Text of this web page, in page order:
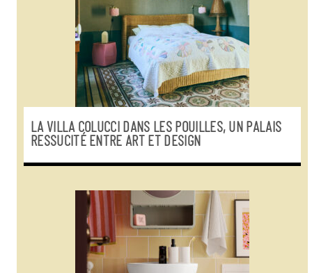
LA VILLA COLUCCI DANS LES POUILLES, UN PALAIS
RESSUCITÉ ENTRE ART ET DESIGN